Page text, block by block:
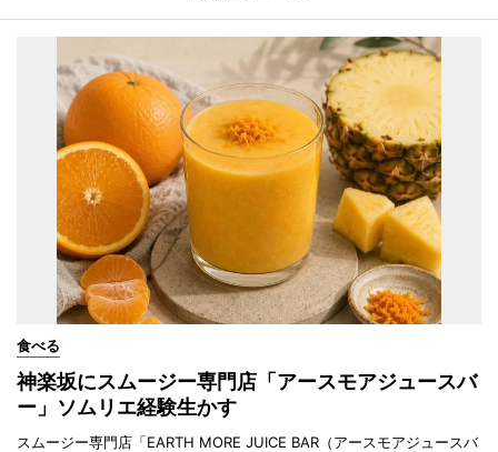
食べる
神楽坂にスムージー専門店「アースモアジュースバ
ー」ソムリエ経験生かす
スムージー専門店「EARTH MORE JUICE BAR（アースモアジュースバ